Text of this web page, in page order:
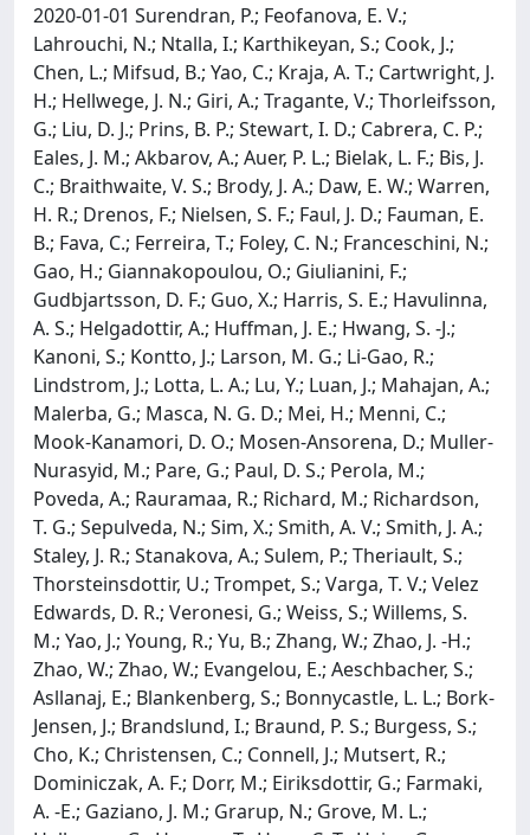
2020-01-01 Surendran, P.; Feofanova, E. V.;
Lahrouchi, N.; Ntalla, I.; Karthikeyan, S.; Cook, J.;
Chen, L.; Mifsud, B.; Yao, C.; Kraja, A. T.; Cartwright, J.
H.; Hellwege, J. N.; Giri, A.; Tragante, V.; Thorleifsson,
G.; Liu, D. J.; Prins, B. P.; Stewart, I. D.; Cabrera, C. P.;
Eales, J. M.; Akbarov, A.; Auer, P. L.; Bielak, L. F.; Bis, J.
C.; Braithwaite, V. S.; Brody, J. A.; Daw, E. W.; Warren,
H. R.; Drenos, F.; Nielsen, S. F.; Faul, J. D.; Fauman, E.
B.; Fava, C.; Ferreira, T.; Foley, C. N.; Franceschini, N.;
Gao, H.; Giannakopoulou, O.; Giulianini, F.;
Gudbjartsson, D. F.; Guo, X.; Harris, S. E.; Havulinna,
A. S.; Helgadottir, A.; Huffman, J. E.; Hwang, S. -J.;
Kanoni, S.; Kontto, J.; Larson, M. G.; Li-Gao, R.;
Lindstrom, J.; Lotta, L. A.; Lu, Y.; Luan, J.; Mahajan, A.;
Malerba, G.; Masca, N. G. D.; Mei, H.; Menni, C.;
Mook-Kanamori, D. O.; Mosen-Ansorena, D.; Muller-
Nurasyid, M.; Pare, G.; Paul, D. S.; Perola, M.;
Poveda, A.; Rauramaa, R.; Richard, M.; Richardson,
T. G.; Sepulveda, N.; Sim, X.; Smith, A. V.; Smith, J. A.;
Staley, J. R.; Stanakova, A.; Sulem, P.; Theriault, S.;
Thorsteinsdottir, U.; Trompet, S.; Varga, T. V.; Velez
Edwards, D. R.; Veronesi, G.; Weiss, S.; Willems, S.
M.; Yao, J.; Young, R.; Yu, B.; Zhang, W.; Zhao, J. -H.;
Zhao, W.; Zhao, W.; Evangelou, E.; Aeschbacher, S.;
Asllanaj, E.; Blankenberg, S.; Bonnycastle, L. L.; Bork-
Jensen, J.; Brandslund, I.; Braund, P. S.; Burgess, S.;
Cho, K.; Christensen, C.; Connell, J.; Mutsert, R.;
Dominiczak, A. F.; Dorr, M.; Eiriksdottir, G.; Farmaki,
A. -E.; Gaziano, J. M.; Grarup, N.; Grove, M. L.;